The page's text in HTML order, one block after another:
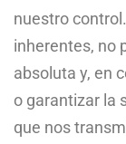
nuestro
inherentes, no
absoluta y, en
o garantizar la
que nos